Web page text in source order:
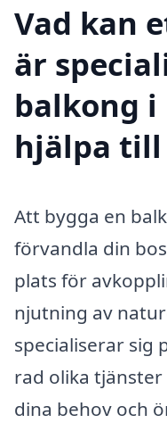
Vad kan
är
balkong i
hjälpa till
Att bygga en
förvandla din
plats för
njutning av
specialiserar sig
rad olika
dina behov och